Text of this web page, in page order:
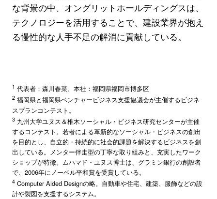
な背景の中、オングリットホールディングスは、
テクノロジーを活用することで、建設業界が抱え
る慢性的な人手不足の解消に貢献している。
1 代表者：森川春菜、本社：福岡県福岡市博多区
2 福岡県と福岡県ベンチャービジネス支援協議会が主催するビジネ
スプランコンテスト。
3 九州大学ユヌス＆椎木ソーシャル・ビジネス研究センターが主催
するコンテスト。若者による革新的なソーシャル・ビジネスの創出
を目的とし、自立的・持続的に社会的課題を解決するビジネスを創
出している。メンター伴走型の丁寧な取り組みと、充実したワーク
ショップが特徴。ムハマド・ユヌス博士は、グラミン銀行の創設者
で、2006年にノーベル平和賞を受賞している。
4 Computer Aided Designの略。自動車や住宅、建築、服飾などの設
計や製図を支援するシステム。